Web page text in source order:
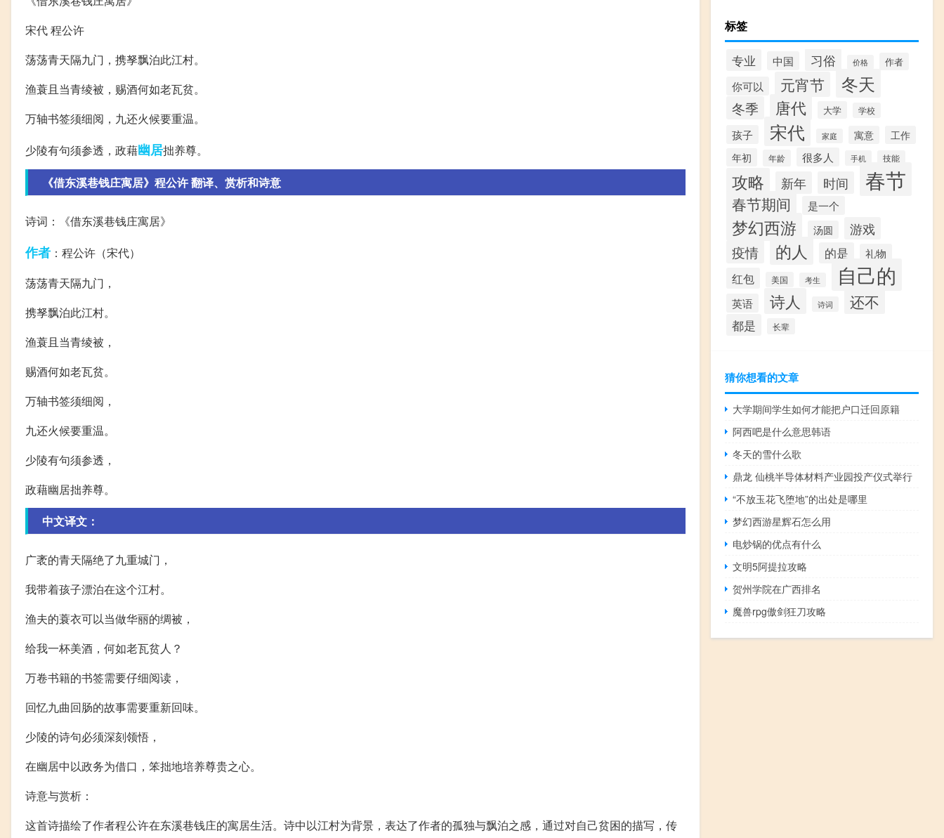
宋代 程公许
荡荡青天隔九门，携孥飘泊此江村。
渔蓑且当青绫被，赐酒何如老瓦贫。
万轴书签须细阅，九还火候要重温。
少陵有句须参透，政藉幽居拙养尊。
《借东溪巷钱庄寓居》程公许 翻译、赏析和诗意
诗词：《借东溪巷钱庄寓居》
作者 ：程公许（宋代）
荡荡青天隔九门，
携孥飘泊此江村。
渔蓑且当青绫被，
赐酒何如老瓦贫。
万轴书签须细阅，
九还火候要重温。
少陵有句须参透，
政藉幽居拙养尊。
中文译文：
广袤的青天隔绝了九重城门，
我带着孩子漂泊在这个江村。
渔夫的蓑衣可以当做华丽的绸被，
给我一杯美酒，何如老瓦贫人？
万卷书籍的书签需要仔细阅读，
回忆九曲回肠的故事需要重新回味。
少陵的诗句必须深刻领悟，
在幽居中以政务为借口，笨拙地培养尊贵之心。
诗意与赏析：
这首诗描绘了作者程公许在东溪巷钱庄的寓居生活。诗中以江村为背景，表达了作者的孤独与飘泊之感，通过对自己贫困的描写，传
标签
专业 中国 习俗 价格 作者
你可以 元宵节 冬天
冬季 唐代 大学 学校
孩子 宋代 家庭 寓意
工作
年初
年龄 很多人 手机 技能
攻略 新年 时间 春节
春节期间 是一个
梦幻西游 汤圆 游戏
疫情 的人 的是 礼物
红包 美国 考生 自己的
英语 诗人 诗词 还不
都是 长辈
猜你想看的文章
大学期间学生如何才能把户口迁回原籍
阿西吧是什么意思韩语
冬天的雪什么歌
鼎龙 仙桃半导体材料产业园投产仪式举行
“不放玉花飞堕地”的出处是哪里
梦幻西游星辉石怎么用
电炒锅的优点有什么
文明5阿提拉攻略
贺州学院在广西排名
魔兽rpg傲剑狂刀攻略